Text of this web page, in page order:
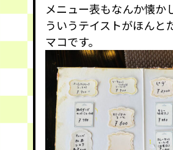
メニュー表もなんか懐か
ういうテイストがほんと
マコです。